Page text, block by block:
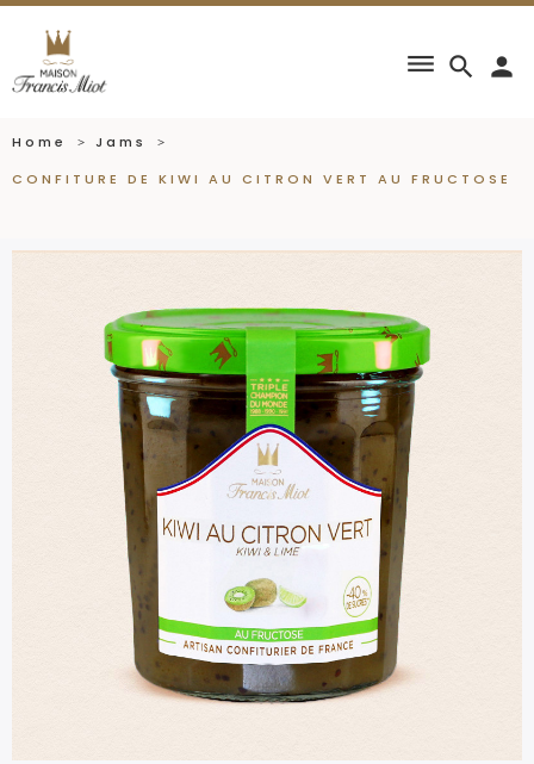
search
dehaze person
Home
Jams
CONFITURE DE KIWI AU CITRON VERT AU FRUCTOSE